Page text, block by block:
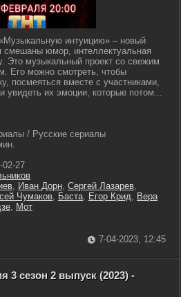
интуицию» – новый
смешаны юмор, интеллектуальная
Это музыкальный проект со свежим
Его можно смотреть, чтобы
посмеяться вместе с участниками,
увидеть их эмоции, которые потом...
/ Русские сериалы
02-27
, Иван Дорн, Сергей Лазарев,
Чумаков, Баста, Егор Крид, Вера
, Мот
7-04-2023, 12:45
3 сезон 2 выпуск (2023) -